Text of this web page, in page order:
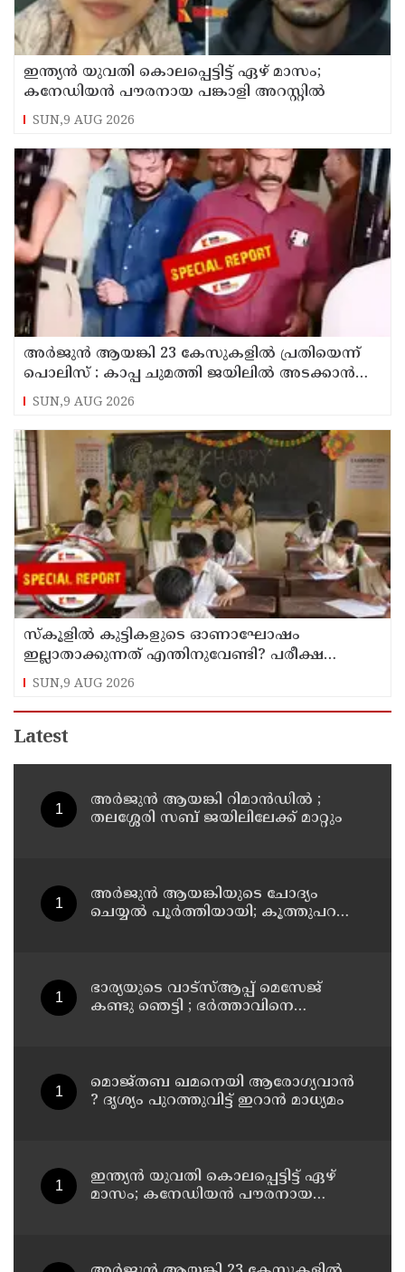
ഇന്ത്യന്‍ യുവതി കൊലപ്പെട്ടിട്ട് ഏഴ് മാസം;
കനേഡിയന്‍ പൗരനായ പങ്കാളി അറസ്റ്റില്‍
SUN,9 AUG 2026
അര്‍ജുന്‍ ആയങ്കി 23 കേസുകളില്‍ പ്രതിയെന്ന്
പൊലിസ് : കാപ്പ ചുമത്തി ജയിലില്‍ അടക്കാന്‍
നീക്കം
SUN,9 AUG 2026
സ്‌കൂളില്‍ കുട്ടികളുടെ ഓണാഘോഷം
ഇല്ലാതാക്കുന്നത് എന്തിനുവേണ്ടി? പരീക്ഷ
ഷെഡ്യൂള്‍ മാറ്റിയത് തിരുത്തുമോ?
SUN,9 AUG 2026
Latest
അര്‍ജുന്‍ ആയങ്കി റിമാന്‍ഡില്‍ ;
തലശ്ശേരി സബ് ജയിലിലേക്ക് മാറ്റും
അര്‍ജുന്‍ ആയങ്കിയുടെ ചോദ്യം
ചെയ്യല്‍ പൂര്‍ത്തിയായി; കൂത്തുപറമ്പ്
ഭാര്യയുടെ വാട്സ്ആപ്പ് മെസേജ്
കണ്ടു ഞെട്ടി ; ഭര്‍ത്താവിനെ
യുവതിയും സുഹൃത്തും ഒളിവില്‍
മൊജ്തബ ഖമനെയി ആരോഗ്യവാന്‍
? ദൃശ്യം പുറത്തുവിട്ട് ഇറാന്‍ മാധ്യമം
ഇന്ത്യന്‍ യുവതി കൊലപ്പെട്ടിട്ട് ഏഴ്
മാസം; കനേഡിയന്‍ പൗരനായ